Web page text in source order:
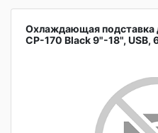
Охлаждающая подставка
CP-170 Black 9"-18", USB,